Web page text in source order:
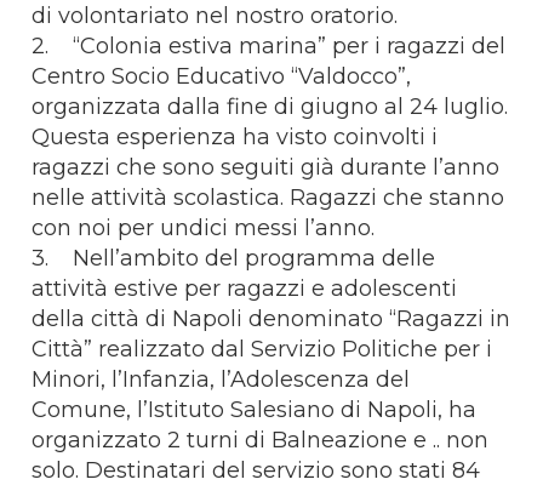
di volontariato nel nostro oratorio.
2. “Colonia estiva marina” per i ragazzi del
Centro Socio Educativo “Valdocco”,
organizzata dalla fine di giugno al 24 luglio.
Questa esperienza ha visto coinvolti i
ragazzi che sono seguiti già durante l’anno
nelle attività scolastica. Ragazzi che stanno
con noi per undici messi l’anno.
3. Nell’ambito del programma delle
attività estive per ragazzi e adolescenti
della città di Napoli denominato “Ragazzi in
Città” realizzato dal Servizio Politiche per i
Minori, l’Infanzia, l’Adolescenza del
Comune, l’Istituto Salesiano di Napoli, ha
organizzato 2 turni di Balneazione e .. non
solo. Destinatari del servizio sono stati 84